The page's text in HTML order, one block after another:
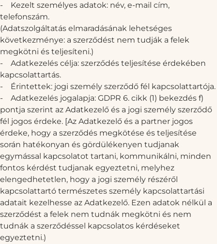
-
Kezelt személyes adatok: név, e-mail cím,
telefonszám.
(Adatszolgáltatás elmaradásának lehetséges
következménye: a szerződést nem tudják a felek
megkötni és teljesíteni.)
-
Adatkezelés célja: szerződés teljesítése érdekében
kapcsolattartás.
-
Érintettek: jogi személy szerződő fél kapcsolattartója.
-
Adatkezelés jogalapja: GDPR 6. cikk (1) bekezdés f)
pontja szerint az Adatkezelő és a jogi személy szerződő
fél jogos érdeke. [Az Adatkezelő és a partner jogos
érdeke, hogy a szerződés megkötése és teljesítése
során hatékonyan és gördülékenyen tudjanak
egymással kapcsolatot tartani, kommunikálni, minden
fontos kérdést tudjanak egyeztetni, melyhez
elengedhetetlen, hogy a jogi személy részéről
kapcsolattartó természetes személy kapcsolattartási
adatait kezelhesse az Adatkezelő. Ezen adatok nélkül a
szerződést a felek nem tudnák megkötni és nem
tudnák a szerződéssel kapcsolatos kérdéseket
egyeztetni.)